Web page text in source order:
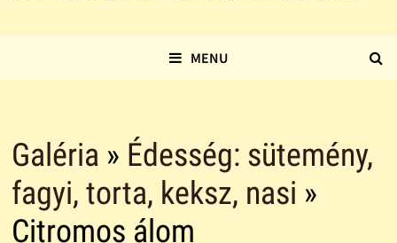
MENU
Galéria » Édesség: sütemény,
fagyi, torta, keksz, nasi »
Citromos álom